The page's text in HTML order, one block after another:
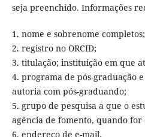
seja preenchido. Informações
1. nome e sobrenome completos;
2. registro no ORCID;
3. titulação; instituição em que
4. programa de pós-graduação
autoria com pós-graduando;
5. grupo de pesquisa a que o
agência de fomento, quando for
6. endereço de e-mail.